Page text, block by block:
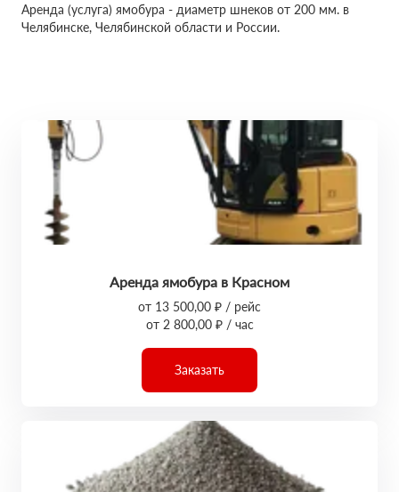
Аренда (услуга) ямобура - диаметр шнеков от 200 мм. в
Челябинске, Челябинской области и России.
Аренда ямобура в Красном
от 13 500,00 ₽ / рейс
от 2 800,00 ₽ / час
Заказать